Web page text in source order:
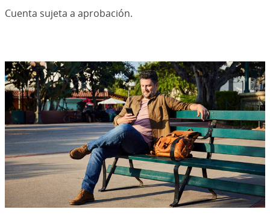
Cuenta sujeta a aprobación.